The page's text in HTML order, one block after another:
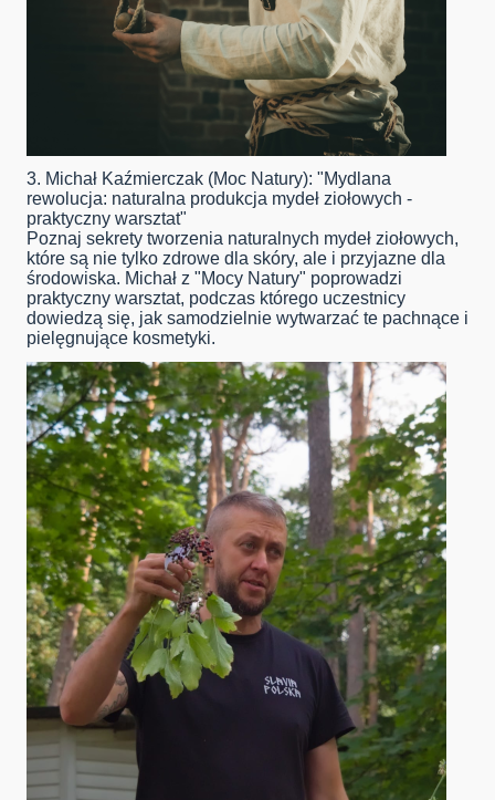
3. Michał Kaźmierczak (Moc Natury): "Mydlana
rewolucja: naturalna produkcja mydeł ziołowych -
praktyczny warsztat"
Poznaj sekrety tworzenia naturalnych mydeł ziołowych,
które są nie tylko zdrowe dla skóry, ale i przyjazne dla
środowiska. Michał z "Mocy Natury" poprowadzi
praktyczny warsztat, podczas którego uczestnicy
dowiedzą się, jak samodzielnie wytwarzać te pachnące i
pielęgnujące kosmetyki.